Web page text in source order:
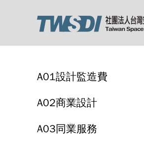
A01設計監造費
A02商業設計
A03同業服務